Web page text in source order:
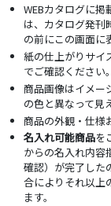
WEBカタログに
は、カタログ発刊
の前にこの画面に
紙の仕上がりサイ
でご確認ください。
商品画像はイメー
の色と異なって見
商品の外観・仕様
名入れ可能商品を
からの名入れ内容
確認）が完了した
合によりそれ以上
ます。